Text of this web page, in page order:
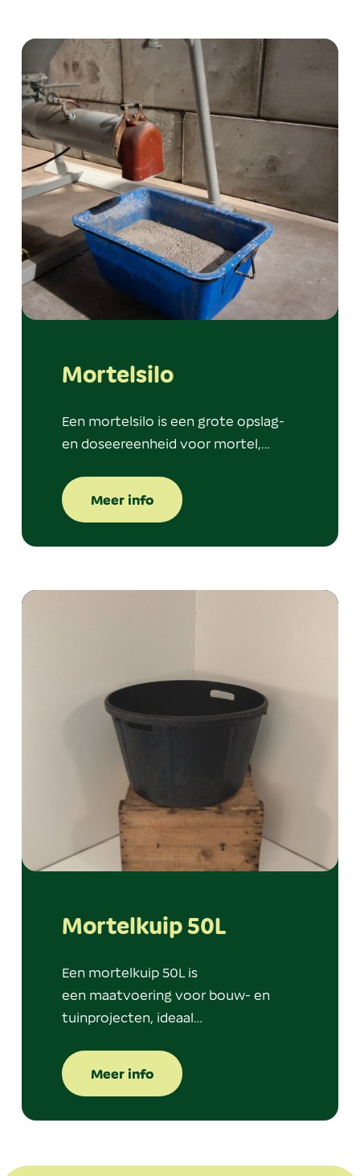
Mortelsilo
Een mortelsilo is een grote opslag-
en doseereenheid voor mortel,…
Meer info
Mortelkuip 50L
Een mortelkuip 50L is
een maatvoering voor bouw- en
tuinprojecten, ideaal…
Meer info